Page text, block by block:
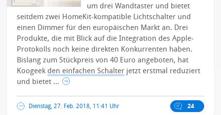
um drei Wandtaster und bietet
seitdem zwei HomeKit-kompatible Lichtschalter und
einen Dimmer für den europäischen Markt an. Drei
Produkte, die mit Blick auf die Integration des Apple-
Protokolls noch keine direkten Konkurrenten haben.
Bislang zum Stückpreis von 40 Euro angeboten, hat
Koogeek den einfachen Schalter jetzt erstmal reduziert
und bietet ...
Dienstag, 27. Feb. 2018, 11:41 Uhr 24